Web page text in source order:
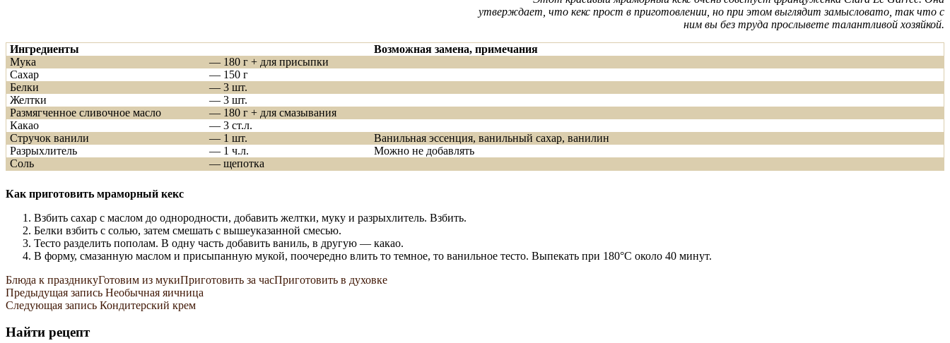
утверждает, что кекс прост в приготовлении, но при этом выглядит замысловато, так что с
ним вы без труда прослывете талантливой хозяйкой.
Ингредиенты
Возможная замена, примечания
Мука
— 180 г + для присыпки
Сахар
— 150 г
Белки
— 3 шт.
Желтки
— 3 шт.
Размягченное сливочное масло
— 180 г + для смазывания
Какао
— 3 ст.л.
Стручок ванили
— 1 шт.
Ванильная эссенция, ванильный сахар, ванилин
Разрыхлитель
— 1 ч.л.
Можно не добавлять
Соль
— щепотка
Как приготовить мраморный кекс
Взбить сахар с маслом до однородности, добавить желтки, муку и разрыхлитель. Взбить.
Белки взбить с солью, затем смешать с вышеуказанной смесью.
Тесто разделить пополам. В одну часть добавить ваниль, в другую — какао.
В форму, смазанную маслом и присыпанную мукой, поочередно влить то темное, то ванильное тесто. Выпекать при 180°С около 40 минут.
Блюда к праздникуГотовим из мукиПриготовить за часПриготовить в духовке
Навигация
по
записям
Предыдущая запись Необычная яичница
Следующая запись Кондитерский крем
Найти рецепт